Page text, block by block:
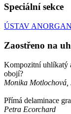
Speciální sekce
ÚSTAV
Zaostřeno na
Kompozitní uhlíkatý
obojí?
Monika Motlochová,
Přímá delaminace
Petra Ecorchard